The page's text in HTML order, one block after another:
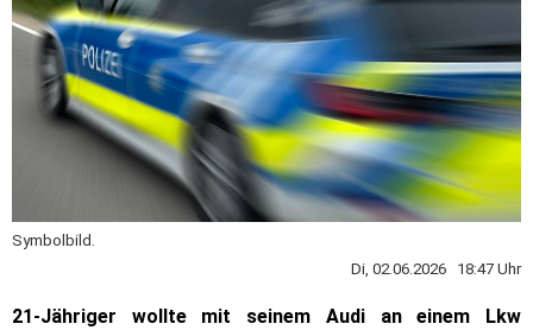
Symbolbild.
Di, 02.06.2026 18:47 Uhr
21-Jähriger wollte mit seinem Audi an einem Lkw